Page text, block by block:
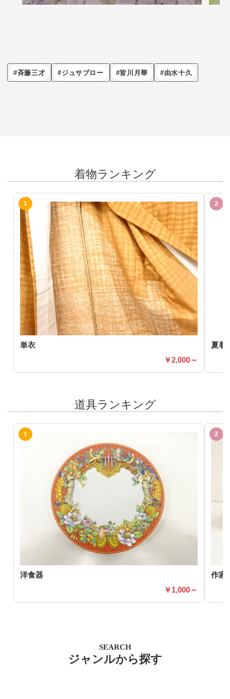
斉藤三才 ジュサブロー 皆川月華 由水十久
着物ランキング
単衣
2,000～
夏着
道具ランキング
洋食器
1,000～
作家
SEARCH
ジャンルから探す